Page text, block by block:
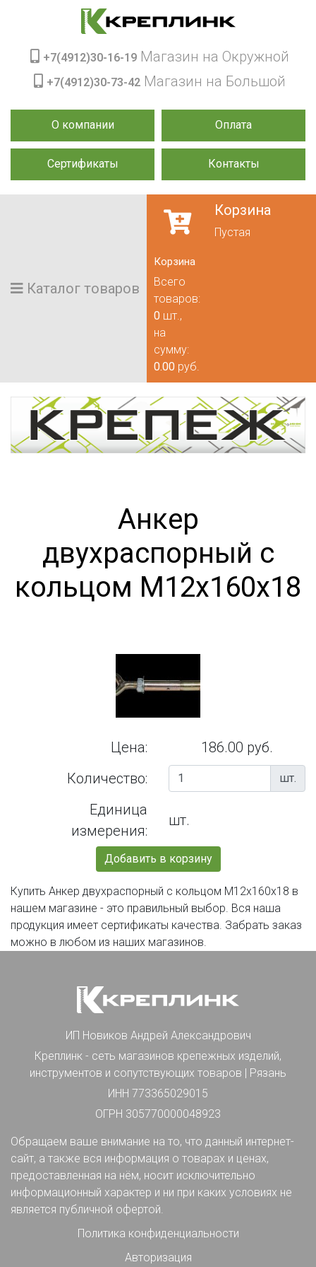
О компании Оплата
Сертификаты Контакты
+7(4912)30-16-19 Магазин на Окружной
+7(4912)30-73-42 Магазин на Большой
Каталог товаров
Корзина
Пустая
Корзина
Всего
товаров:
0 шт.,
на
сумму:
0.00 руб.
Анкер
двухраспорный с
кольцом М12х160х18
Цена:
186.00 руб.
Количество:
шт.
Единица
измерения:
шт.
Добавить в корзину
Купить Анкер двухраспорный с кольцом М12х160х18 в
нашем магазине - это правильный выбор. Вся наша
продукция имеет сертификаты качества. Забрать заказ
можно в любом из наших магазинов.
ИП Новиков Андрей Александрович
Креплинк - сеть магазинов крепежных изделий,
инструментов и сопутствующих товаров | Рязань
ИНН 773365029015
ОГРН 305770000048923
Обращаем ваше внимание на то, что данный интернет-
сайт, а также вся информация о товарах и ценах,
предоставленная на нём, носит исключительно
информационный характер и ни при каких условиях не
является публичной офертой.
Политика конфиденциальности
Авторизация